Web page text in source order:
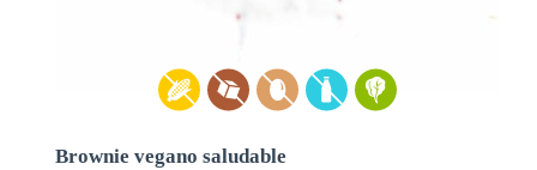
Brownie vegano saludable